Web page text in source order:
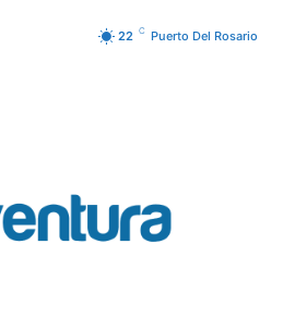
22 C Puerto Del Rosario